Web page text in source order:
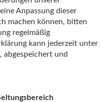
Anpassung dieser
machen können, bitten
regelmäßig
kann jederzeit unter
abgespeichert und